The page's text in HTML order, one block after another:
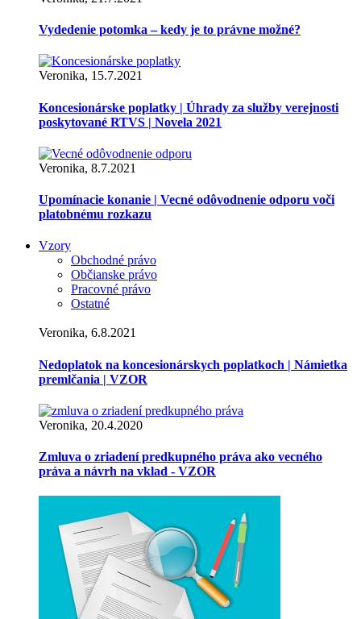
Vydedenie potomka – kedy je to právne možné?
Veronika, 15.7.2021
Koncesionárske poplatky | Úhrady za služby verejnosti
poskytované RTVS | Novela 2021
Veronika, 8.7.2021
Upomínacie konanie | Vecné odôvodnenie odporu voči
platobnému rozkazu
Vzory
Obchodné právo
Občianske právo
Pracovné právo
Ostatné
Veronika, 6.8.2021
Nedoplatok na koncesionárskych poplatkoch | Námietka
premlčania | VZOR
Veronika, 20.4.2020
Zmluva o zriadení predkupného práva ako vecného
práva a návrh na vklad - VZOR